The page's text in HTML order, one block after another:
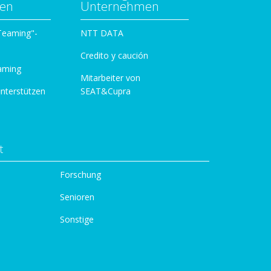
Unternehmen
NTT DATA
Credito y caución
Mitarbeiter von
SEAT&Cupra
Forschung
Senioren
Sonstige